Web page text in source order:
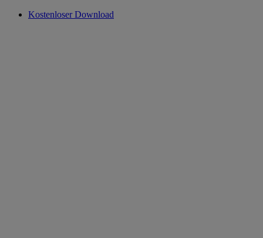
Kostenloser Download